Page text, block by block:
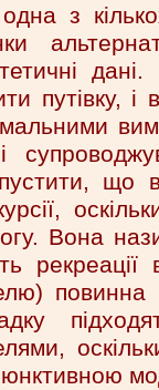
з
путівку,
що
Вона
повинна